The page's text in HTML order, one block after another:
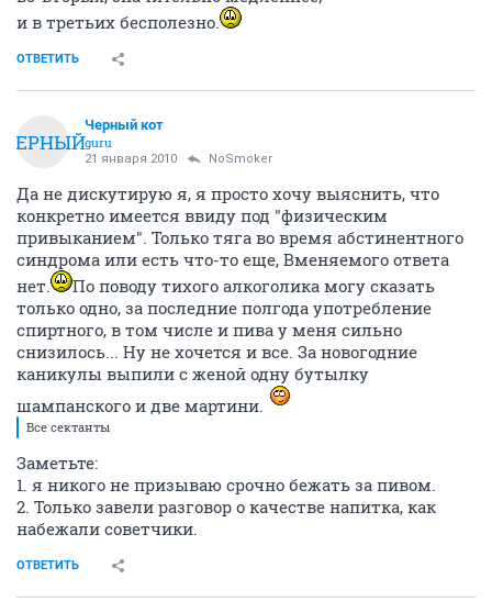
и в третьих бесполезно.
ОТВЕТИТЬ
ЧЕРНЫЙ
Черный кот
guru
21 января 2010 NoSmoker
Да не дискутирую я, я просто хочу выяснить, что
конкретно имеется ввиду под "физическим
привыканием". Только тяга во время абстинентного
синдрома или есть что-то еще, Вменяемого ответа
нет.
По поводу тихого алкоголика могу сказать
только одно, за последние полгода употребление
спиртного, в том числе и пива у меня сильно
снизилось... Ну не хочется и все. За новогодние
каникулы выпили с женой одну бутылку
шампанского и две мартини.
Все сектанты
Заметьте:
1. я никого не призываю срочно бежать за пивом.
2. Только завели разговор о качестве напитка, как
набежали советчики.
ОТВЕТИТЬ